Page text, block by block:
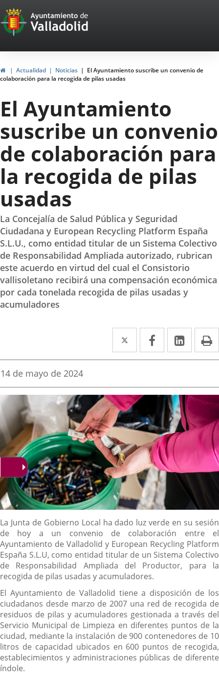
Portal
Web
del
Ayuntamiento
de
Valladolid
InicioActualidad Noticias
El Ayuntamiento suscribe un convenio de
colaboración para la recogida de pilas usadas
El Ayuntamiento
suscribe un convenio
de colaboración para
la recogida de pilas
usadas
La Concejalía de Salud Pública y Seguridad
Ciudadana y European Recycling Platform España
S.L.U., como entidad titular de un Sistema Colectivo
de Responsabilidad Ampliada autorizado, rubrican
este acuerdo en virtud del cual el Consistorio
vallisoletano recibirá una compensación económica
por cada tonelada recogida de pilas usadas y
acumuladores
Twitter
Enlace
a
aplicación
externa.
Facebook
Enlace
a
aplicación
externa.
Enlace
a
Fecha
la
noticia
14 de mayo de 2024
Descripción
La Junta de Gobierno Local ha dado luz verde en su sesión
de hoy a un convenio de colaboración entre el
Ayuntamiento de Valladolid y European Recycling Platform
España S.L.U, como entidad titular de un Sistema Colectivo
de Responsabilidad Ampliada del Productor, para la
recogida de pilas usadas y acumuladores.
El Ayuntamiento de Valladolid tiene a disposición de los
ciudadanos desde marzo de 2007 una red de recogida de
residuos de pilas y acumuladores gestionada a través del
Servicio Municipal de Limpieza en diferentes puntos de la
ciudad, mediante la instalación de 900 contenedores de 10
litros de capacidad ubicados en 600 puntos de recogida,
establecimientos y administraciones públicas de diferente
índole.